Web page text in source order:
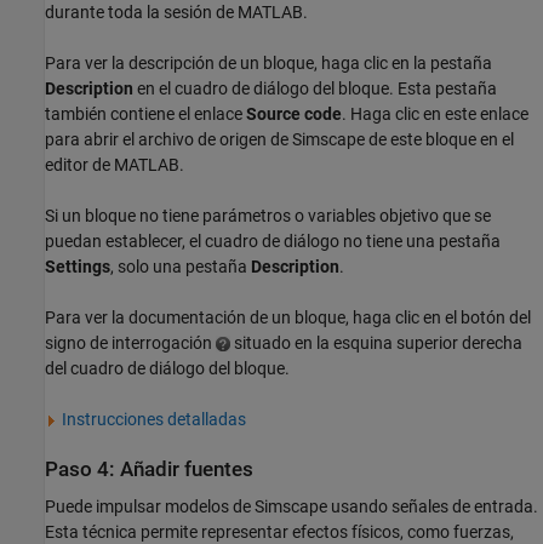
durante toda la sesión de MATLAB.
Para ver la descripción de un bloque, haga clic en la pestaña
Description en el cuadro de diálogo del bloque. Esta pestaña
también contiene el enlaceSource code. Haga clic en este enlace
para abrir el archivo de origen de Simscape de este bloque en el
editor de MATLAB.
Si un bloque no tiene parámetros o variables objetivo que se
puedan establecer, el cuadro de diálogo no tiene una pestaña
Settings, solo una pestaña Description.
Para ver la documentación de un bloque, haga clic en el botón del
signo de interrogación
situado en la esquina superior derecha
del cuadro de diálogo del bloque.
Instrucciones detalladas
Paso 4: Añadir fuentes
Puede impulsar modelos de Simscape usando señales de entrada.
Esta técnica permite representar efectos físicos, como fuerzas,